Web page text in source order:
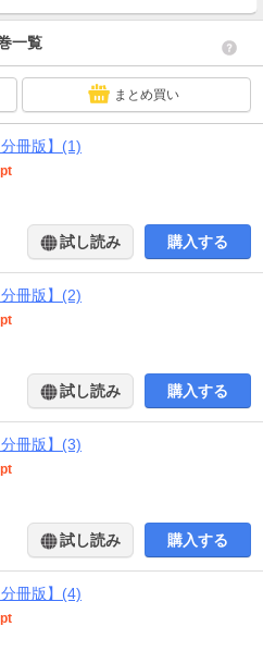
一覧
まとめ買い
冊版】(1)
試し読み 購入する
冊版】(2)
試し読み 購入する
冊版】(3)
試し読み 購入する
冊版】(4)